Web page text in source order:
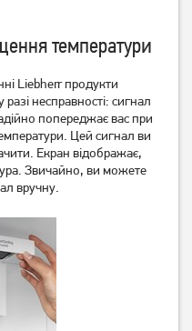
температури
Liebherr продукти
несправності: сигнал
попереджає вас при
Цей сигнал ви
Екран відображає,
Звичайно, ви можете
вручну.